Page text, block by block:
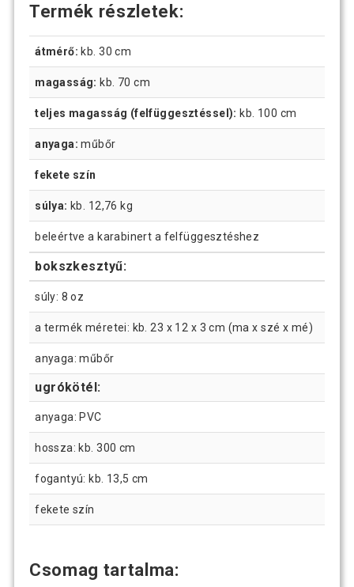
Termék részletek:
átmérő: kb. 30 cm
magasság: kb. 70 cm
teljes magasság (felfüggesztéssel): kb. 100 cm
anyaga: műbőr
fekete szín
súlya: kb. 12,76 kg
beleértve a karabinert a felfüggesztéshez
bokszkesztyű:
súly: 8 oz
a termék méretei: kb. 23 x 12 x 3 cm (ma x szé x mé)
anyaga: műbőr
ugrókötél:
anyaga: PVC
hossza: kb. 300 cm
fogantyú: kb. 13,5 cm
fekete szín
Csomag tartalma: